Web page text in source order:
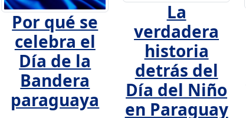
Por qué se
celebra el
Día de la
Bandera
paraguaya
La
verdadera
historia
detrás del
Día del Niño
en Paraguay